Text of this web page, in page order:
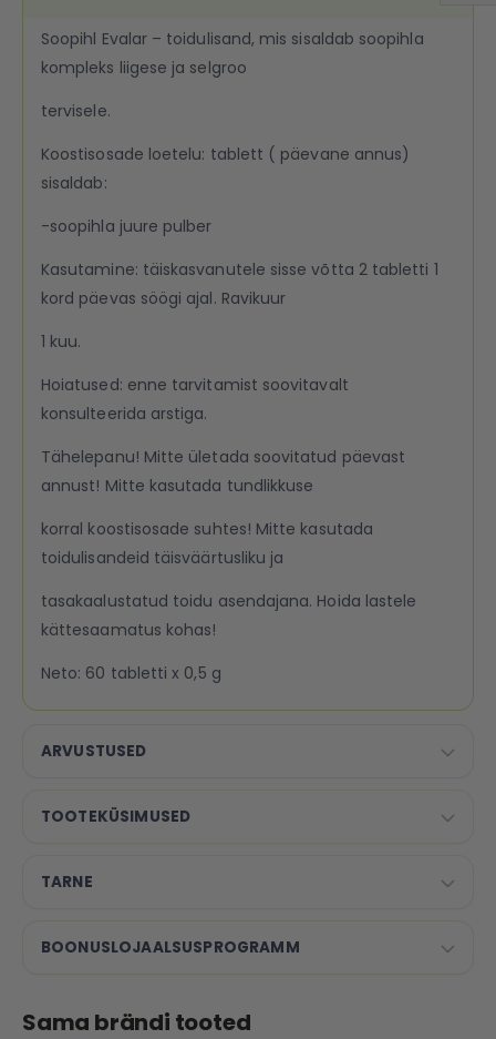
ARVUSTUSED
TOOTEKÜSIMUSED
TARNE
BOONUSLOJAALSUSPROGRAMM
Soopihl Evalar – toidulisand, mis sisaldab soopihla
kompleks liigese ja selgroo
tervisele.
Koostisosade loetelu: tablett ( päevane annus)
sisaldab:
-soopihla juure pulber
Kasutamine: täiskasvanutele sisse võtta 2 tabletti 1
kord päevas söögi ajal. Ravikuur
1 kuu.
Hoiatused: enne tarvitamist soovitavalt
konsulteerida arstiga.
Tähelepanu! Mitte ületada soovitatud päevast
annust! Mitte kasutada tundlikkuse
korral koostisosade suhtes! Mitte kasutada
toidulisandeid täisväärtusliku ja
tasakaalustatud toidu asendajana. Hoida lastele
kättesaamatus kohas!
Neto: 60 tabletti x 0,5 g
Sama brändi tooted